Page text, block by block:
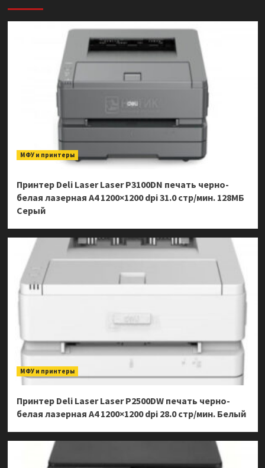
МФУ и принтеры
Принтер Deli Laser Laser P3100DN печать черно-
белая лазерная A4 1200×1200 dpi 31.0 стр/мин. 128МБ
Серый
МФУ и принтеры
Принтер Deli Laser Laser P2500DW печать черно-
белая лазерная A4 1200×1200 dpi 28.0 стр/мин. Белый